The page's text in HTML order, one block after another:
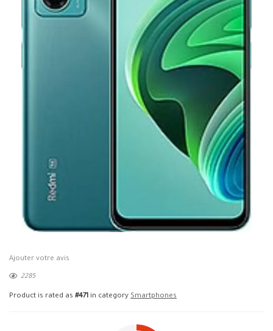
Ajouter votre avis
2285
Product is rated as #471 in category Smartphones